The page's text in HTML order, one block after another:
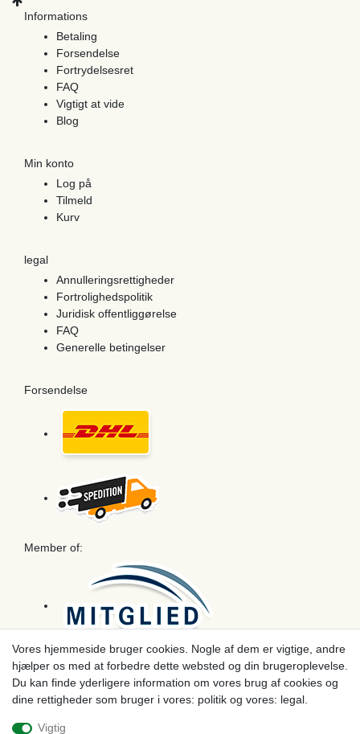
Informations
Betaling
Forsendelse
Fortrydelsesret
FAQ
Vigtigt at vide
Blog
Min konto
Log på
Tilmeld
Kurv
legal
Annulleringsrettigheder
Fortrolighedspolitik
Juridisk offentliggørelse
FAQ
Generelle betingelser
Forsendelse
Member of:
Betaling
Vores hjemmeside bruger cookies. Nogle af dem er vigtige, andre
hjælper os med at forbedre dette websted og din brugeroplevelse.
Du kan finde yderligere information om vores brug af cookies og
dine rettigheder som bruger i vores: politik og vores: legal.
Vigtig